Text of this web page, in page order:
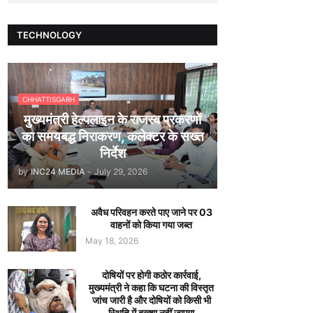
TECHNOLOGY
CHHATTISGARH
मुख्यमंत्री हेल्पलाइन के राजस्व प्रकरणों
का समयबद्ध निराकरण, कलेक्टर के सख्त
निर्देश
by INC24 MEDIA - July 29, 2026
अवैध परिवहन करते पाए जाने पर 03
वाहनों को किया गया जब्त
May 18, 2026
दोषियों पर होगी कठोर कार्रवाई,
मुख्यमंत्री ने कहा कि घटना की विस्तृत
जांच जारी है और दोषियों को किसी भी